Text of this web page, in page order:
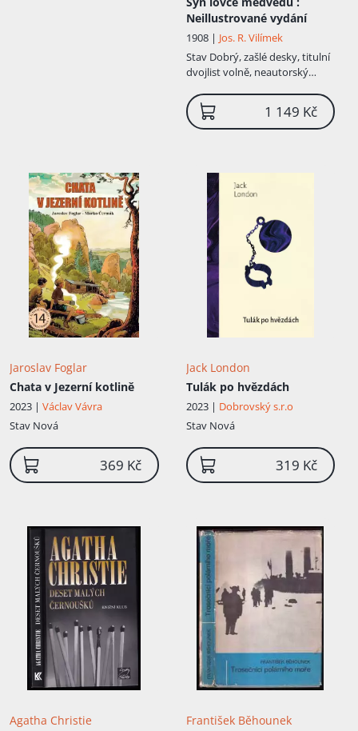
Neillustrované vydání
1908 | Jos. R. Vilímek
Stav Dobrý, zašlé desky, titulní
dvojlist volně, neautorský
1 149 Kč
Jaroslav Foglar
Chata v Jezerní kotlině
2023 | Václav Vávra
Stav Nová
369 Kč
Jack London
Tulák po hvězdách
2023 | Dobrovský s.r.o
Stav Nová
319 Kč
Agatha Christie
František Běhounek